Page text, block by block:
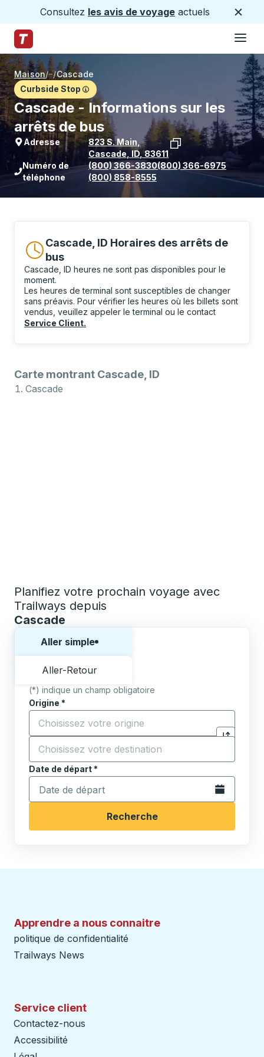
Consultez les avis de voyage actuels
Page d'accueil des sentiers
Maison/ /Cascade
Curbside Stop
Cascade - Informations sur les
arrêts de bus
Adresse 823 S. Main ,
Cascade ID ,83611
Voir l'emplacement de l'arrêt sur
Numéro de
téléphone
(800) 366-3830(800) 366-6975
(800) 858-8555
Cascade, ID Horaires des arrêts de
bus
Cascade, ID heures ne sont pas disponibles pour le
moment.
Les heures de terminal sont susceptibles de changer
sans préavis. Pour vérifier les heures où les billets sont
vendus, veuillez appeler le terminal ou le contact
Service Client.
Carte montrant Cascade, ID
Cascade
Planifiez votre prochain voyage avec
Trailways depuis
Cascade
Aller simple
Aller-Retour
(*) indique un champ obligatoire
Origine *
Commencez à saisir la ville d'origine pour ouvrir
Cliquez
Destination*
Commencez à saisir la ville de destination pour
Date de départ*
Tapez la date au format date Barre oblique du mois à
Ouvrez le
Recherche
Apprendre a nous connaitre
politique de confidentialité
Trailways News
Service client
Contactez-nous
Accessibilité